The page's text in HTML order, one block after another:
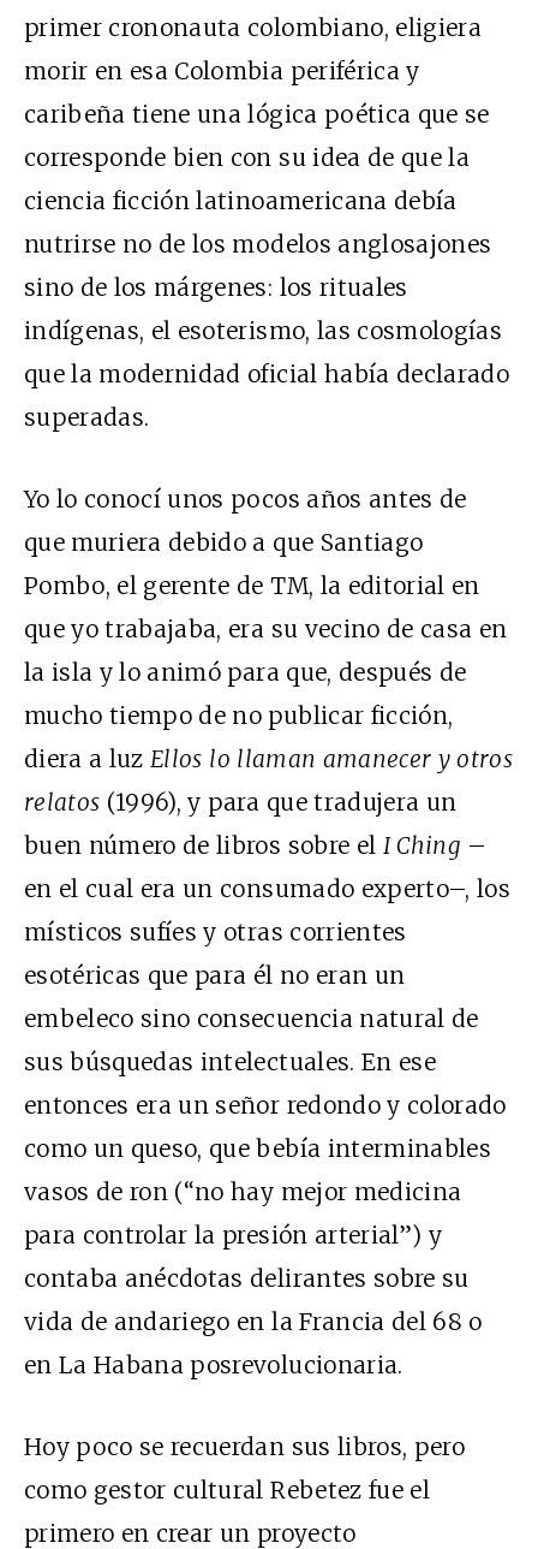
primer crononauta colombiano, eligiera
morir en esa Colombia periférica y
caribeña tiene una lógica poética que se
corresponde bien con su idea de que la
ciencia ficción latinoamericana debía
nutrirse no de los modelos anglosajones
sino de los márgenes: los rituales
indígenas, el esoterismo, las cosmologías
que la modernidad oficial había declarado
superadas.
Yo lo conocí unos pocos años antes de
que muriera debido a que Santiago
Pombo, el gerente de TM, la editorial en
que yo trabajaba, era su vecino de casa en
la isla y lo animó para que, después de
mucho tiempo de no publicar ficción,
diera a luzEllos lo llaman amanecer y otros
relatos (1996), y para que tradujera un
buen número de libros sobre el I Ching –
en el cual era un consumado experto–, los
místicos sufíes y otras corrientes
esotéricas que para él no eran un
embeleco sino consecuencia natural de
sus búsquedas intelectuales. En ese
entonces era un señor redondo y colorado
como un queso, que bebía interminables
vasos de ron (“no hay mejor medicina
para controlar la presión arterial”) y
contaba anécdotas delirantes sobre su
vida de andariego en la Francia del 68 o
en La Habana posrevolucionaria.
Hoy poco se recuerdan sus libros, pero
como gestor cultural Rebetez fue el
primero en crear un proyecto